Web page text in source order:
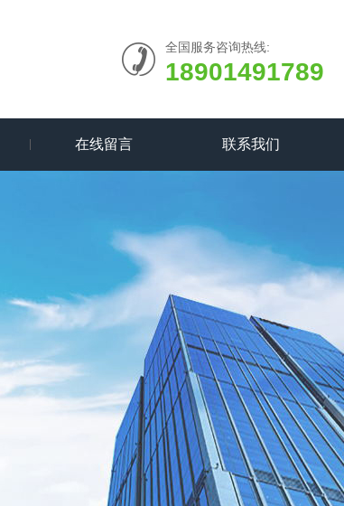
全国服务咨询热线:
18901491789
在线留言 联系我们